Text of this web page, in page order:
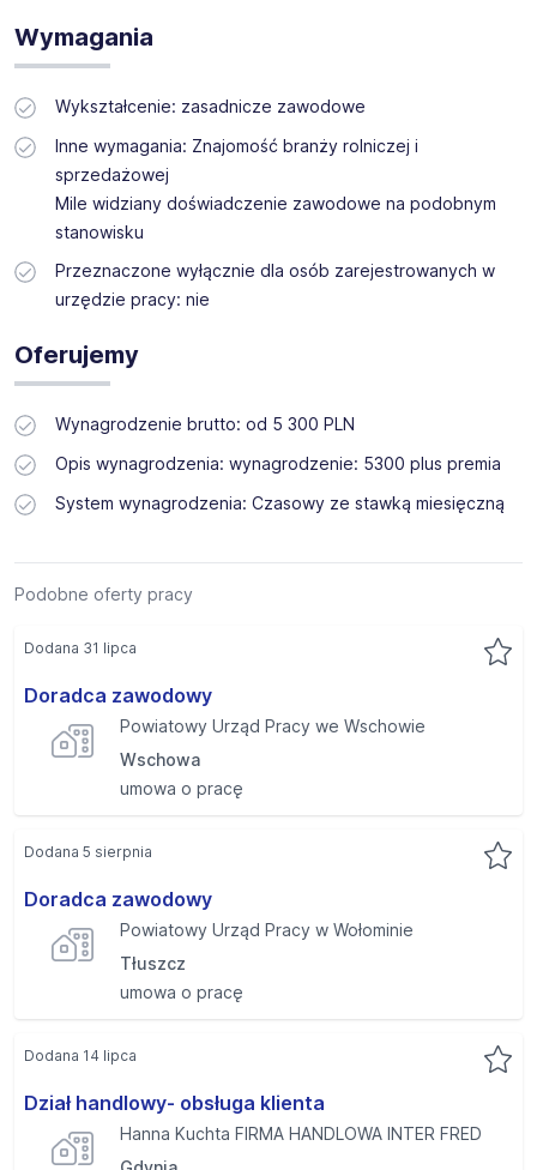
Wymagania
Wykształcenie: zasadnicze zawodowe
Inne wymagania: Znajomość branży rolniczej i
sprzedażowej
Mile widziany doświadczenie zawodowe na podobnym
stanowisku
Przeznaczone wyłącznie dla osób zarejestrowanych w
urzędzie pracy: nie
Oferujemy
Wynagrodzenie brutto: od 5 300 PLN
Opis wynagrodzenia: wynagrodzenie: 5300 plus premia
System wynagrodzenia: Czasowy ze stawką miesięczną
Podobne oferty pracy
Doradca zawodowy
Powiatowy Urząd Pracy we Wschowie
Wschowa
umowa o pracę
Dodana 31 lipca
Doradca zawodowy
Powiatowy Urząd Pracy w Wołominie
Tłuszcz
umowa o pracę
Dodana 5 sierpnia
Dział handlowy- obsługa klienta
Hanna Kuchta FIRMA HANDLOWA INTER FRED
Dodana 14 lipca